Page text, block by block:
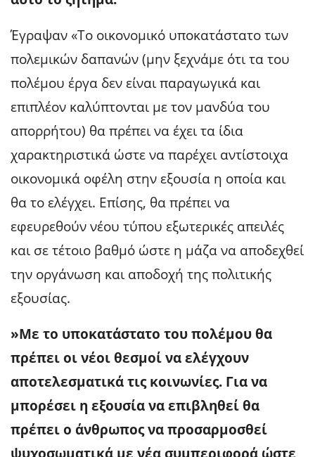
Έγραψαν «Το οικονομικό υποκατάστατο των
πολεμικών δαπανών (μην ξεχνάμε ότι τα του
πολέμου έργα δεν είναι παραγωγικά και
επιπλέον καλύπτονται με τον μανδύα του
απορρήτου) θα πρέπει να έχει τα ίδια
χαρακτηριστικά ώστε να παρέχει αντίστοιχα
οικονομικά οφέλη στην εξουσία η οποία και
θα το ελέγχει. Επίσης, θα πρέπει να
εφευρεθούν νέου τύπου εξωτερικές απειλές
και σε τέτοιο βαθμό ώστε η μάζα να αποδεχθεί
την οργάνωση και αποδοχή της πολιτικής
εξουσίας.
»Με το υποκατάστατο του πολέμου θα
πρέπει οι νέοι θεσμοί να ελέγχουν
αποτελεσματικά τις κοινωνίες. Για να
μπορέσει η εξουσία να επιβληθεί θα
πρέπει ο άνθρωπος να προσαρμοσθεί